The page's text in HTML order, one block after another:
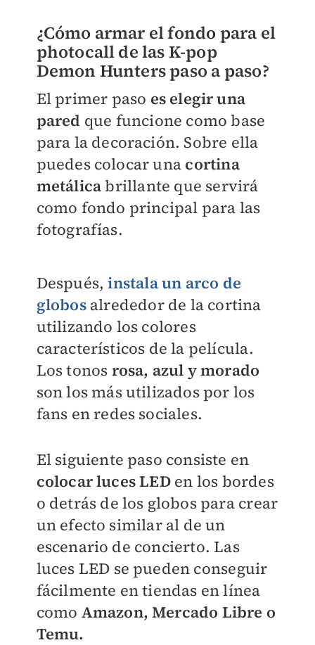
¿Cómo armar el fondo para el
photocall de las K-pop
Demon Hunters paso a paso?
El primer paso es elegir una
pared que funcione como base
para la decoración. Sobre ella
puedes colocar una cortina
metálicabrillante que servirá
como fondo principal para las
fotografías.
Después,instala un arco de
globosalrededor de la cortina
utilizando los colores
característicos de la película.
Los tonos rosa, azul y morado
son los más utilizados por los
fans en redes sociales.
El siguiente paso consiste en
colocar luces LED en los bordes
o detrás de los globos para crear
un efecto similar al de un
escenario de concierto. Las
luces LED se pueden conseguir
fácilmente en tiendas en línea
como Amazon, Mercado Libre o
Temu.